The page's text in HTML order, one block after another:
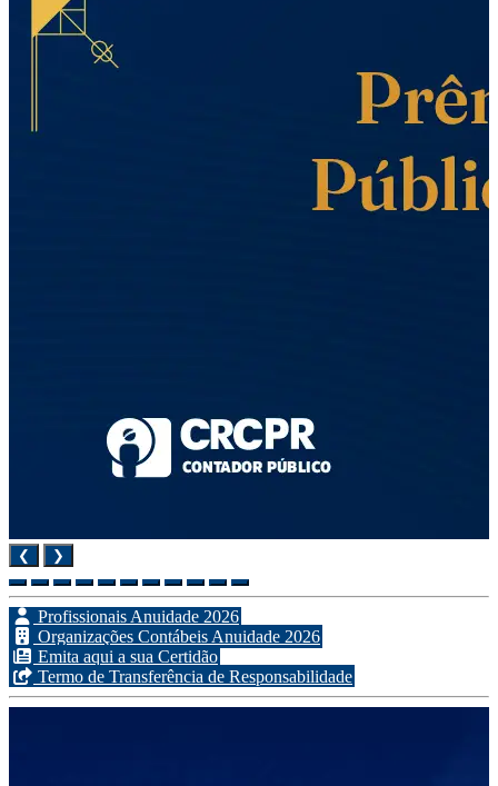
❮ ❯
Profissionais Anuidade 2026
Organizações Contábeis Anuidade 2026
Emita aqui a sua Certidão
Termo de Transferência de Responsabilidade